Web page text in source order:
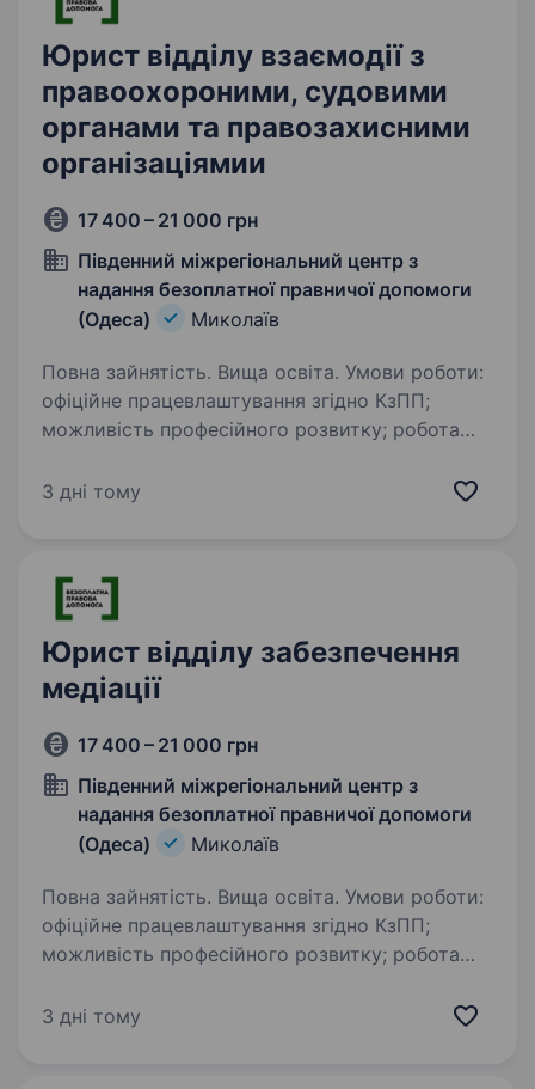
Юрист відділу взаємодії з
правоохороними, судовими
органами та правозахисними
організаціямии
17 400 – 21 000 грн
Південний міжрегіональний центр з
надання безоплатної правничої допомоги
(Одеса)
Миколаїв
Повна зайнятість. Вища освіта. Умови роботи:
офіційне працевлаштування згідно КзПП;
можливість професійного розвитку; робота
п’ятниця з 8.00 до 17.00 год. Посадові
3 дні тому
Юрист відділу забезпечення
медіації
17 400 – 21 000 грн
Південний міжрегіональний центр з
надання безоплатної правничої допомоги
(Одеса)
Миколаїв
Повна зайнятість. Вища освіта. Умови роботи:
офіційне працевлаштування згідно КзПП;
можливість професійного розвитку; робота
п’ятниця з 8.00 до 17.00 год. Посадові
3 дні тому